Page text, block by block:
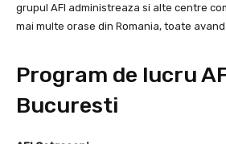
grupul AFI administreaza si alte centre
mai multe orase din Romania, toate
Program de lucru
Bucuresti